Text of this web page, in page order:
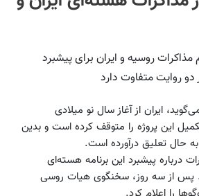
روسیه و ایران برای پیشبرد
روایت متفاوت دارد
ایران از آغاز سال نو میلادی
این پروژه را متوقف کرده است و بدین
حال تعلیق در‌آورده است.
درباره پیشبرد این برنامه هسته‌ای
پس از سه روز، سخنگوی هیات روسی